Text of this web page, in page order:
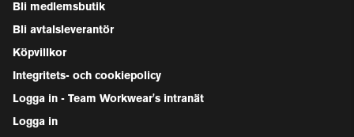
Bli medlemsbutik
Bli avtalsleverantör
Köpvillkor
Integritets- och cookiepolicy
Logga in - Team Workwear's intranät
Logga in